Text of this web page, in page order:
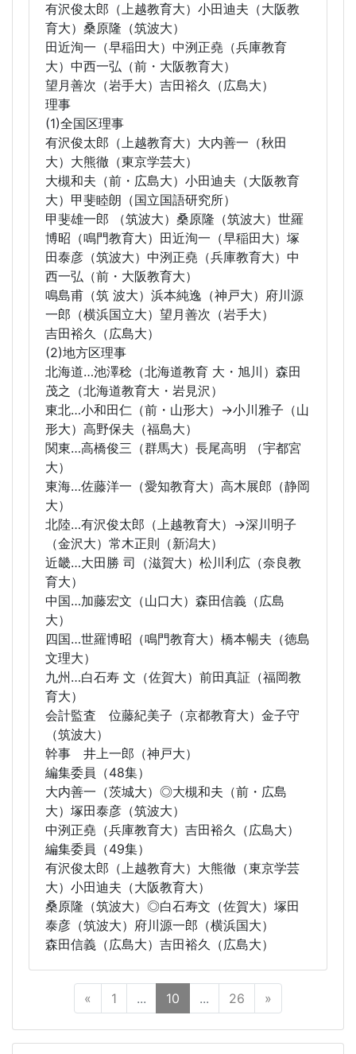
有沢俊太郎（上越教育大）小田迪夫（大阪教
育大）桑原隆（筑波大）
田近洵一（早稲田大）中洌正堯（兵庫教育
大）中西一弘（前・大阪教育大）
望月善次（岩手大）吉田裕久（広島大）
理事
(1)全国区理事
有沢俊太郎（上越教育大）大内善一（秋田
大）大熊徹（東京学芸大）
大槻和夫（前・広島大）小田迪夫（大阪教育
大）甲斐睦朗（国立国語研究所）
甲斐雄一郎 （筑波大）桑原隆（筑波大）世羅
博昭（鳴門教育大）田近洵一（早稲田大）塚
田泰彦（筑波大）中洌正堯（兵庫教育大）中
西一弘（前・大阪教育大）
鳴島甫（筑 波大）浜本純逸（神戸大）府川源
一郎（横浜国立大）望月善次（岩手大）
吉田裕久（広島大）
(2)地方区理事
北海道…池澤稔（北海道教育 大・旭川）森田
茂之（北海道教育大・岩見沢）
東北…小和田仁（前・山形大）→小川雅子（山
形大）高野保夫（福島大）
関東…高橋俊三（群馬大）長尾高明 （宇都宮
大）
東海…佐藤洋一（愛知教育大）高木展郎（静岡
大）
北陸…有沢俊太郎（上越教育大）→深川明子
（金沢大）常木正則（新潟大）
近畿…大田勝 司（滋賀大）松川利広（奈良教
育大）
中国…加藤宏文（山口大）森田信義（広島
大）
四国…世羅博昭（鳴門教育大）橋本暢夫（徳島
文理大）
九州…白石寿 文（佐賀大）前田真証（福岡教
育大）
会計監査 位藤紀美子（京都教育大）金子守
（筑波大）
幹事 井上一郎（神戸大）
編集委員（48集）
大内善一（茨城大）◎大槻和夫（前・広島
大）塚田泰彦（筑波大）
中洌正堯（兵庫教育大）吉田裕久（広島大）
編集委員（49集）
有沢俊太郎（上越教育大）大熊徹（東京学芸
大）小田迪夫（大阪教育大）
桑原隆（筑波大）◎白石寿文（佐賀大）塚田
泰彦（筑波大）府川源一郎（横浜国大）
森田信義（広島大）吉田裕久（広島大）
« 1 ... 10 ... 26 »